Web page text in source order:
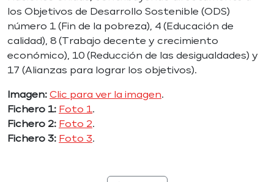
los Objetivos de Desarrollo Sostenible (ODS)
número 1 (Fin de la pobreza), 4 (Educación de
calidad), 8 (Trabajo decente y crecimiento
económico), 10 (Reducción de las desigualdades) y
17 (Alianzas para lograr los objetivos).
Imagen: Clic para ver la imagen.
Fichero 1: Foto 1.
Fichero 2: Foto 2.
Fichero 3: Foto 3.